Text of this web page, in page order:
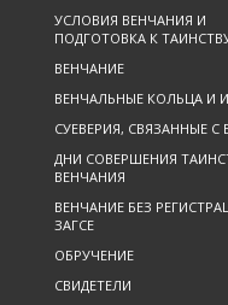
УСЛОВИЯ ВЕНЧАНИЯ И
ПОДГОТОВКА К
ВЕНЧАНИЕ
ВЕНЧАЛЬНЫЕ КОЛЬЦА И
СУЕВЕРИЯ, СВЯЗАННЫЕ С
ДНИ СОВЕРШЕНИЯ
ВЕНЧАНИЯ
ВЕНЧАНИЕ БЕЗ
ЗАГСЕ
ОБРУЧЕНИЕ
СВИДЕТЕЛИ